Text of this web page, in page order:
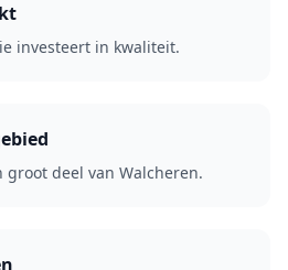
investeert in kwaliteit.
deel van Walcheren.